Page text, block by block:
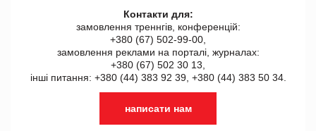
Контакти для:
замовлення треннгів, конференцій:
+380 (67) 502-99-00,
замовлення реклами на порталі, журналах:
+380 (67) 502 30 13,
інші питання: +380 (44) 383 92 39, +380 (44) 383 50 34.
написати нам